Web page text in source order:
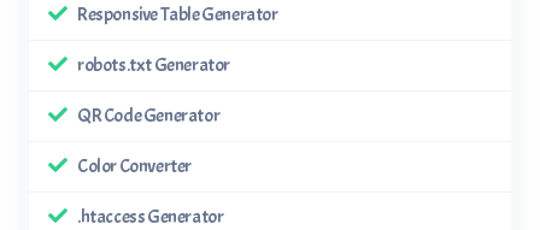
Responsive Table Generator
robots.txt Generator
QR Code Generator
Color Converter
.htaccess Generator